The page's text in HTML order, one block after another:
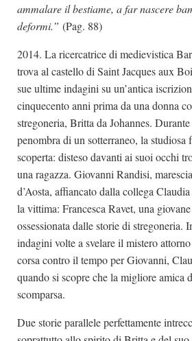
ammalare il bestiame, a far nascere
deformi.” (Pag. 88)
2014. La ricercatrice di medievistica
trova al castello di Saint Jacques aux
sue ultime indagini su un’antica
cinquecento anni prima da una donna
stregoneria, Britta da Johannes.
penombra di un sotterraneo, la studiosa
scoperta: disteso davanti ai suoi occhi
una ragazza. Giovanni Randisi,
d’Aosta, affiancato dalla collega
la vittima: Francesca Ravet, una
ossessionata dalle storie di stregoneria.
indagini volte a svelare il mistero
corsa contro il tempo per Giovanni,
quando si scopre che la migliore amica
scomparsa.
Due storie parallele perfettamente